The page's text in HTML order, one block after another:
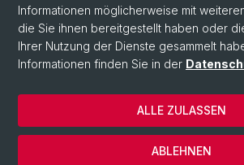
Informationen möglicherweise mit
die Sie ihnen bereitgestellt haben oder
Ihrer Nutzung der Dienste gesammelt
Informationen finden Sie in der
ABLEHNEN
ALLE ZULASSEN